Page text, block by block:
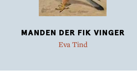
MANDEN DER FIK VINGER
Eva Tind